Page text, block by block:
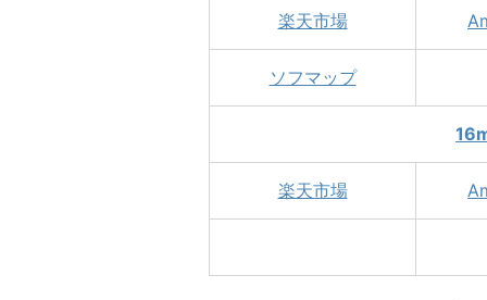
楽天市場
ソフマップ
楽天市場